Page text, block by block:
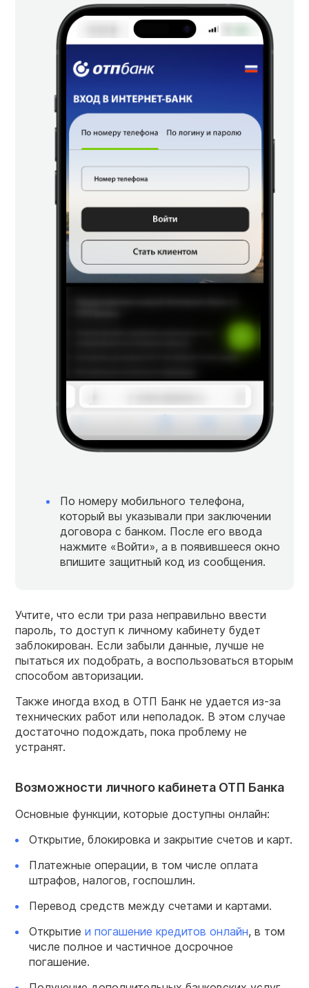
По номеру мобильного телефона,
который вы указывали при заключении
договора с банком. После его ввода
нажмите «Войти», а в появившееся окно
впишите защитный код из сообщения.
Учтите, что если три раза неправильно ввести
пароль, то доступ к личному кабинету будет
заблокирован. Если забыли данные, лучше не
пытаться их подобрать, а воспользоваться вторым
способом авторизации.
Также иногда вход в ОТП Банк не удается из-за
технических работ или неполадок. В этом случае
достаточно подождать, пока проблему не
устранят.
Возможности личного кабинета ОТП Банка
Основные функции, которые доступны онлайн:
Открытие, блокировка и закрытие счетов и карт.
Платежные операции, в том числе оплата
штрафов, налогов, госпошлин.
Перевод средств между счетами и картами.
Открытие и погашение кредитов онлайн, в том
числе полное и частичное досрочное
погашение.